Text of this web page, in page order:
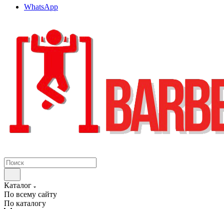
WhatsApp
Каталог
По всему сайту
По каталогу